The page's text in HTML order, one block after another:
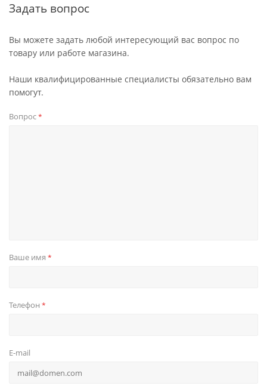
Задать вопрос
Вы можете задать любой интересующий вас вопрос по
товару или работе магазина.
Наши квалифицированные специалисты обязательно вам
помогут.
Вопрос*
Ваше имя *
Телефон *
E-mail